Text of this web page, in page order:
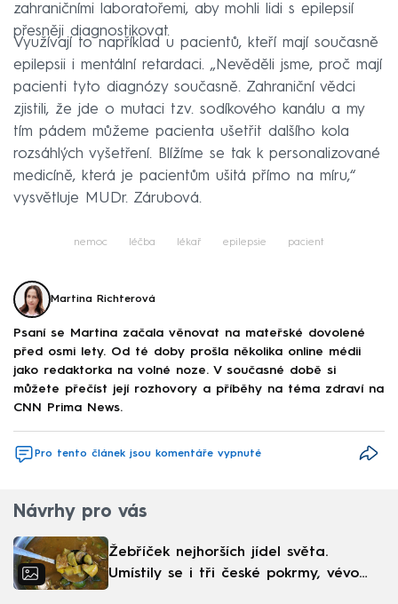
zahraničními laboratořemi, aby mohli lidi s epilepsií
přesněji diagnostikovat.
Využívají to například u pacientů, kteří mají současně
epilepsii i mentální retardaci. „Nevěděli jsme, proč mají
pacienti tyto diagnózy současně. Zahraniční vědci
zjistili, že jde o mutaci tzv. sodíkového kanálu a my
tím pádem můžeme pacienta ušetřit dalšího kola
rozsáhlých vyšetření. Blížíme se tak k personalizované
medicíně, která je pacientům ušitá přímo na míru,“‎
vysvětluje MUDr. Zárubová.
nemoc léčba lékař epilepsie pacient
Martina Richterová
Psaní se Martina začala věnovat na mateřské dovolené
před osmi lety. Od té doby prošla několika online médii
jako redaktorka na volné noze. V současné době si
můžete přečíst její rozhovory a příběhy na téma zdraví na
CNN Prima News.
Pro tento článek jsou komentáře vypnuté
Návrhy pro vás
Žebříček nejhorších jídel světa.
Umístily se i tři české pokrmy, vévodí